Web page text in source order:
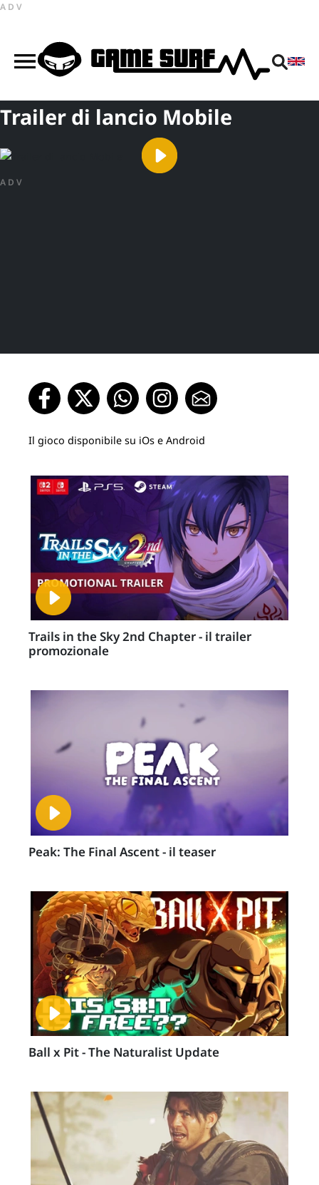
ADV
Trailer di lancio Mobile
ADV
Il gioco disponibile su iOs e Android
Trails in the Sky 2nd Chapter - il trailer
promozionale
Peak: The Final Ascent - il teaser
Ball x Pit - The Naturalist Update